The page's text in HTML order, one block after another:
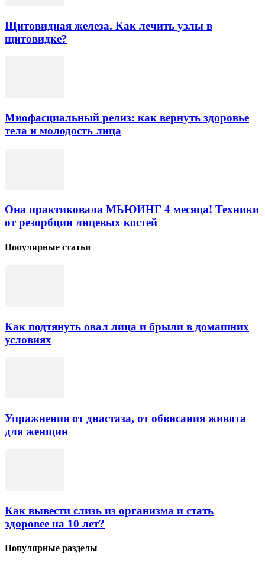
Щитовидная железа. Как лечить узлы в
щитовидке?
Миофасциальный релиз: как вернуть здоровье
тела и молодость лица
Она практиковала МЬЮИНГ 4 месяца! Техники
от резорбции лицевых костей
Популярные статьи
Как подтянуть овал лица и брыли в домашних
условиях
Упражнения от диастаза, от обвисания живота
для женщин
Как вывести слизь из организма и стать
здоровее на 10 лет?
Популярные разделы